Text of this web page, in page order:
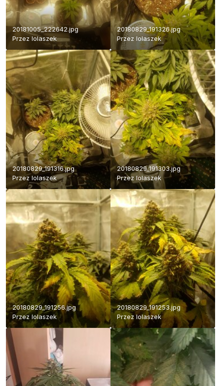
20181005_222642.jpg
Przez lolaszek
20180829_191326.jpg
Przez lolaszek
20180829_191316.jpg
Przez lolaszek
20180829_191303.jpg
Przez lolaszek
20180829_191256.jpg
Przezlolaszek
20180829_191253.jpg
Przezlolaszek